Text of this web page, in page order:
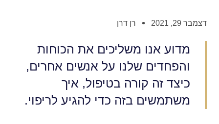
דצמבר 29, 2021 רן דרן
מדוע אנו משליכים את הכוחות
והפחדים שלנו על אנשים אחרים,
כיצד זה קורה בטיפול, איך
משתמשים בזה כדי להגיע לריפוי.